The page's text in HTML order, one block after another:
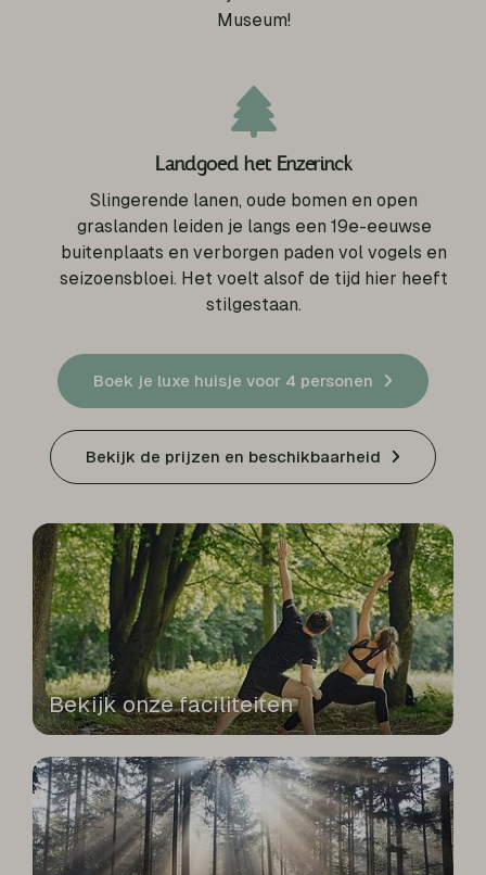
Museum!
Landgoed het Enzerinck
Slingerende lanen, oude bomen en open
graslanden leiden je langs een 19e-eeuwse
buitenplaats en verborgen paden vol vogels en
seizoensbloei. Het voelt alsof de tijd hier heeft
stilgestaan.
Boek je luxe huisje voor 4 personen
Bekijk de prijzen en beschikbaarheid
Bekijk onze faciliteiten